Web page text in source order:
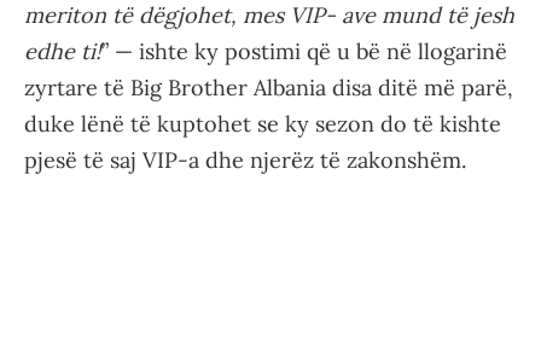
meriton të dëgjohet, mes VIP- ave mund të jesh
edhe ti!” — ishte ky postimi që u bë në llogarinë
zyrtare të Big Brother Albania disa ditë më parë,
duke lënë të kuptohet se ky sezon do të kishte
pjesë të saj VIP-a dhe njerëz të zakonshëm.